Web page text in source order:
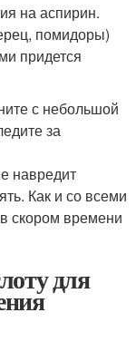
на аспирин.
помидоры)
придется
с небольшой
за
навредит
Как и со всеми
скором времени
для